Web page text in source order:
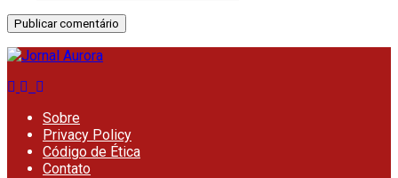
Sobre
Privacy Policy
Código de Ética
Contato